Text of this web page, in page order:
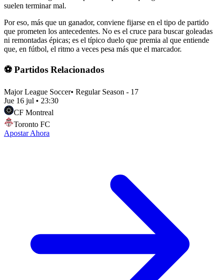
suelen terminar mal.
Por eso, más que un ganador, conviene fijarse en el tipo de partido
que prometen los antecedentes. No es el cruce para buscar goleadas
ni remontadas épicas; es el típico duelo que premia al que entiende
que, en fútbol, el ritmo a veces pesa más que el marcador.
⚽ Partidos Relacionados
Major League Soccer• Regular Season - 17
Jue 16 jul • 23:30
CF Montreal
Toronto FC
Apostar Ahora